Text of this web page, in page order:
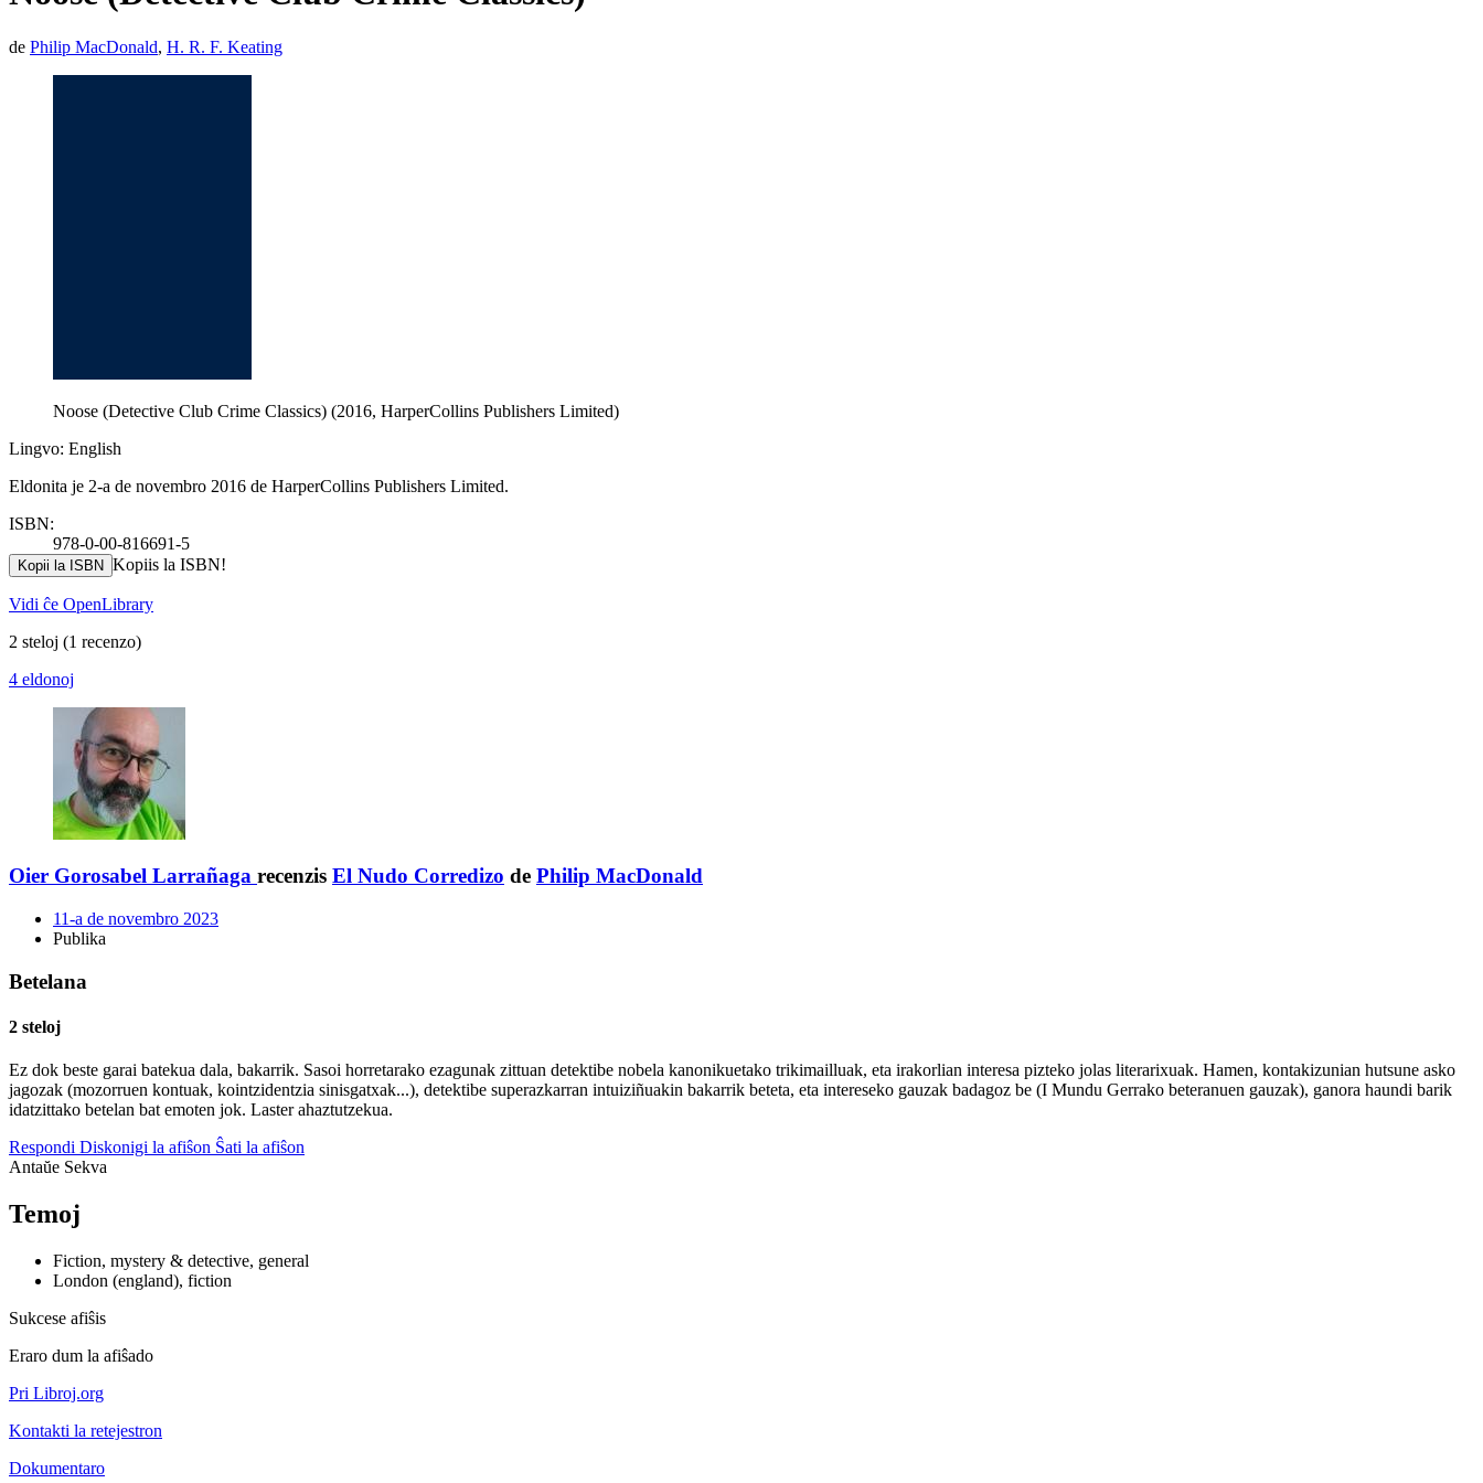
de Philip MacDonald, H. R. F. Keating
Noose (Detective Club Crime Classics) (2016, HarperCollins Publishers Limited)
Lingvo: English
Eldonita je 2-a de novembro 2016 de HarperCollins Publishers Limited.
ISBN:
978-0-00-816691-5
Kopii la ISBN Kopiis la ISBN!
Vidi ĉe OpenLibrary
2 steloj (1 recenzo)
4 eldonoj
Oier Gorosabel Larrañaga recenzis El Nudo Corredizo de Philip MacDonald
11-a de novembro 2023
Publika
Betelana
2 steloj
Ez dok beste garai batekua dala, bakarrik. Sasoi horretarako ezagunak zittuan detektibe nobela kanonikuetako trikimailluak, eta irakorlian interesa pizteko jolas literarixuak. Hamen, kontakizunian hutsune asko
jagozak (mozorruen kontuak, kointzidentzia sinisgatxak...), detektibe superazkarran intuiziñuakin bakarrik beteta, eta intereseko gauzak badagoz be (I Mundu Gerrako beteranuen gauzak), ganora haundi barik
idatzittako betelan bat emoten jok. Laster ahaztutzekua.
Respondi Diskonigi la afiŝon Ŝati la afiŝon
Antaŭe Sekva
Temoj
Fiction, mystery & detective, general
London (england), fiction
Sukcese afiŝis
Eraro dum la afiŝado
Pri Libroj.org
Kontakti la retejestron
Dokumentaro